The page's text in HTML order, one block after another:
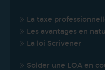
La taxe
Les avantages en
La loi Scrivener
Solder une LOA en